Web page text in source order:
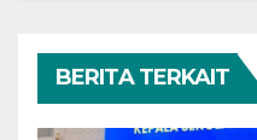
BERITA TERKAIT